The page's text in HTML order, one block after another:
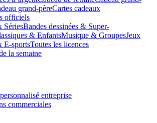
grand-pèreCartes cadeaux
officiels
SériesBandes dessinées & Super-
& EnfantsMusique & GroupesJeux
E-sportsToutes les licences
la semaine
entreprise
commerciales